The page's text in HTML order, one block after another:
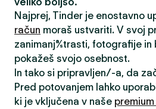
Najprej, Tinder je enostavno
račun moraš ustvariti. V svoj
zanimanja/strasti, fotografije
pokažeš svojo osebnost.
In tako si pripravljen/-a, da
Pred potovanjem lahko
ki je vključena v naše